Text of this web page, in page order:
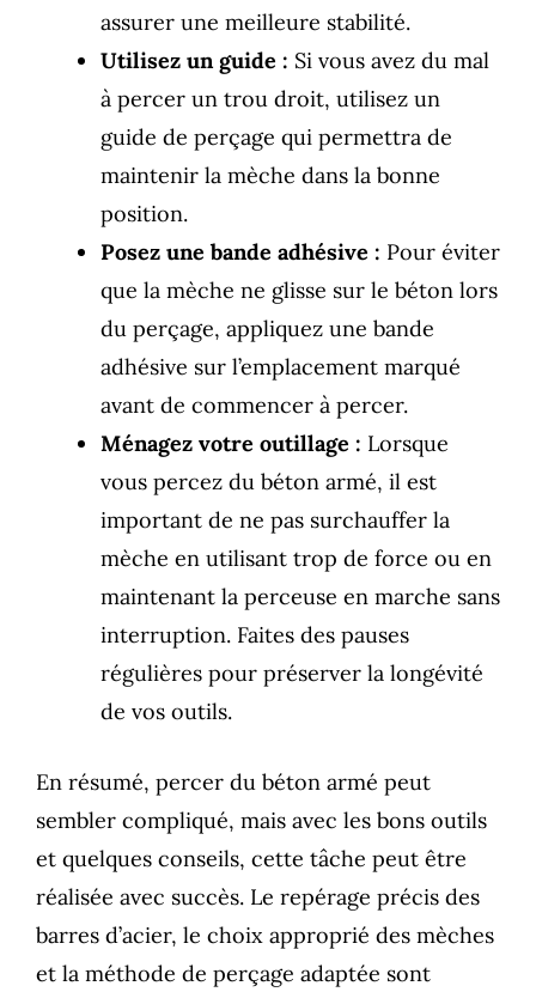
assurer une meilleure stabilité.
Utilisez un guide : Si vous avez du mal
à percer un trou droit, utilisez un
guide de perçage qui permettra de
maintenir la mèche dans la bonne
position.
Posez une bande adhésive : Pour éviter
que la mèche ne glisse sur le béton lors
du perçage, appliquez une bande
adhésive sur l’emplacement marqué
avant de commencer à percer.
Ménagez votre outillage : Lorsque
vous percez du béton armé, il est
important de ne pas surchauffer la
mèche en utilisant trop de force ou en
maintenant la perceuse en marche sans
interruption. Faites des pauses
régulières pour préserver la longévité
de vos outils.
En résumé, percer du béton armé peut
sembler compliqué, mais avec les bons outils
et quelques conseils, cette tâche peut être
réalisée avec succès. Le repérage précis des
barres d’acier, le choix approprié des mèches
et la méthode de perçage adaptée sont